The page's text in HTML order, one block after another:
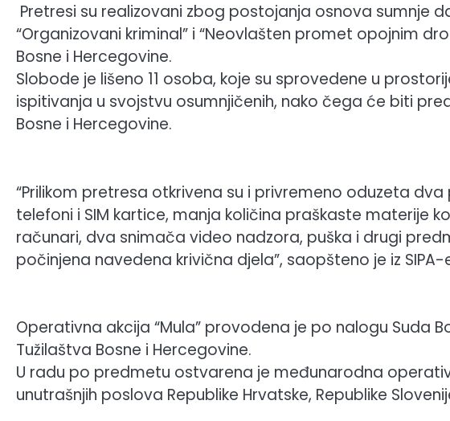
Pretresi su realizovani zbog postojanja osnova sumnje
“Organizovani kriminal” i “Neovlašten promet opojnim
Bosne i Hercegovine.
Slobode je lišeno 11 osoba, koje su sprovedene u
ispitivanja u svojstvu osumnjičenih, nako čega će biti
Bosne i Hercegovine.
“Prilikom pretresa otkrivena su i privremeno oduzeta
telefoni i SIM kartice, manja količina praškaste materije
računari, dva snimača video nadzora, puška i drugi
počinjena navedena krivična djela”, saopšteno je iz SIPA-
Operativna akcija “Mula” provodena je po nalogu Suda
Tužilaštva Bosne i Hercegovine.
U radu po predmetu ostvarena je međunarodna
unutrašnjih poslova Republike Hrvatske, Republike